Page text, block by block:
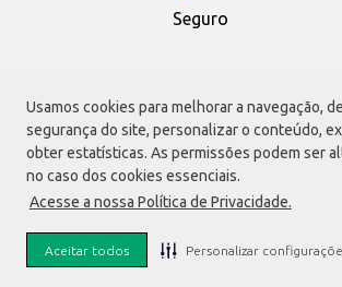
Usamos cookies para melhorar a navegação,
segurança do site, personalizar o conteúdo,
obter estatísticas. As permissões podem ser
no caso dos cookies essenciais.
Acesse a nossa Política de Privacidade.
Aceitar todos Personalizar
Atacadão S.A.
Avenida Morvan Dias de Figueiredo, 6169, Vila Maria,
02170-901 | CNPJ: 75.315.333/
Envio de documentos administrativos
02170-901
faleconosco@atacadao.com.br